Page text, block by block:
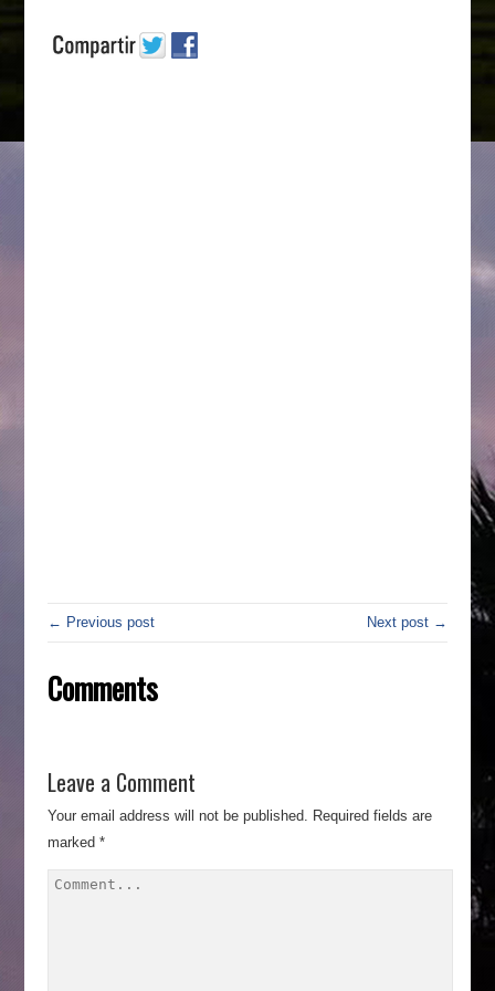
← Previous post Next post →
Comments
Leave a Comment
Your email address will not be published.
Required fields are
marked *